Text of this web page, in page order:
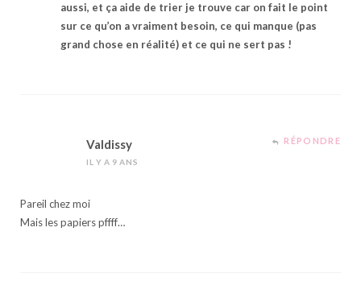
aussi, et ça aide de trier je trouve car on fait le point
sur ce qu’on a vraiment besoin, ce qui manque (pas
grand chose en réalité) et ce qui ne sert pas !
Valdissy
IL Y A 9 ANS
RÉPONDRE
Pareil chez moi
Mais les papiers pffff…